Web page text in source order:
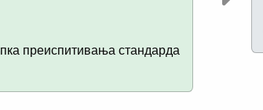
преиспитивања стандарда